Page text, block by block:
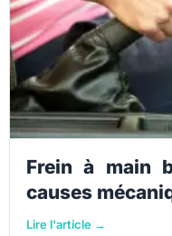
Frein à main
causes
Lire l'article →